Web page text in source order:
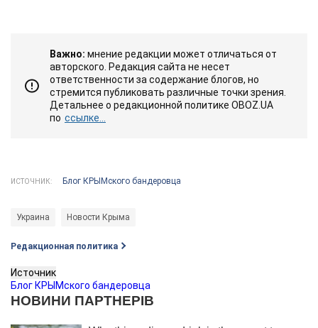
Важно: мнение редакции может отличаться от
авторского. Редакция сайта не несет
ответственности за содержание блогов, но
стремится публиковать различные точки зрения.
Детальнее о редакционной политике OBOZ.UA
по ссылке...
ИСТОЧНИК: Блог КРЫМского бандеровца
Украина Новости Крыма
Редакционная политика
Источник
Блог КРЫМского бандеровца